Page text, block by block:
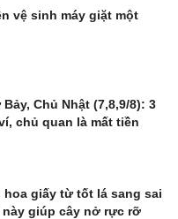
vệ sinh máy giặt một
Chủ Nhật (7,8,9/8): 3
chủ quan là mất tiền
hoa giấy từ tốt lá sang sai
giúp cây nở rực rỡ